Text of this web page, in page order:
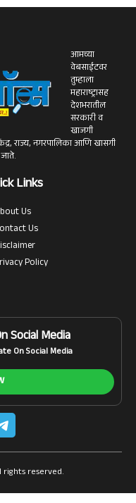
आमच्या
वेबसाईटवर
तुम्हाला
महाराष्ट्रासह
देशभरातील
सरकारी व
खाजगी
राज्य, नगरपालिका आणि खासगी
Links
Us
Us
Policy
Social Media
On Social Media
rights reserved.